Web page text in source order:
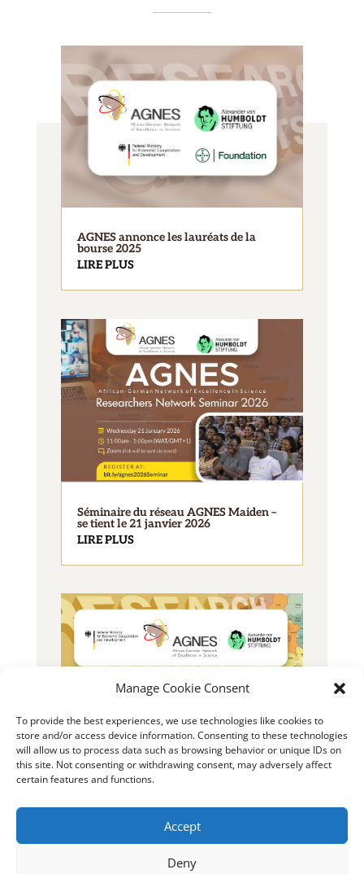
Manage Cookie Consent
To provide the best experiences, we use technologies like cookies to
store and/or access device information. Consenting to these technologies
will allow us to process data such as browsing behavior or unique IDs on
this site. Not consenting or withdrawing consent, may adversely affect
certain features and functions.
Accept
Deny
AGNES annonce les lauréats de la
bourse 2025
LIRE PLUS
Séminaire du réseau AGNES Maiden –
se tient le 21 janvier 2026
LIRE PLUS
2025 Bourse AGNES pour jeunes
chercheurs
LIRE PLUS